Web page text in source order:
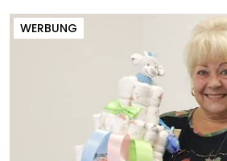
WERBUNG